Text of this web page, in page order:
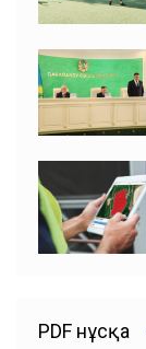
PDF нұсқа